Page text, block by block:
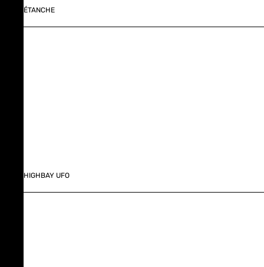
ÉTANCHE
HIGHBAY UFO